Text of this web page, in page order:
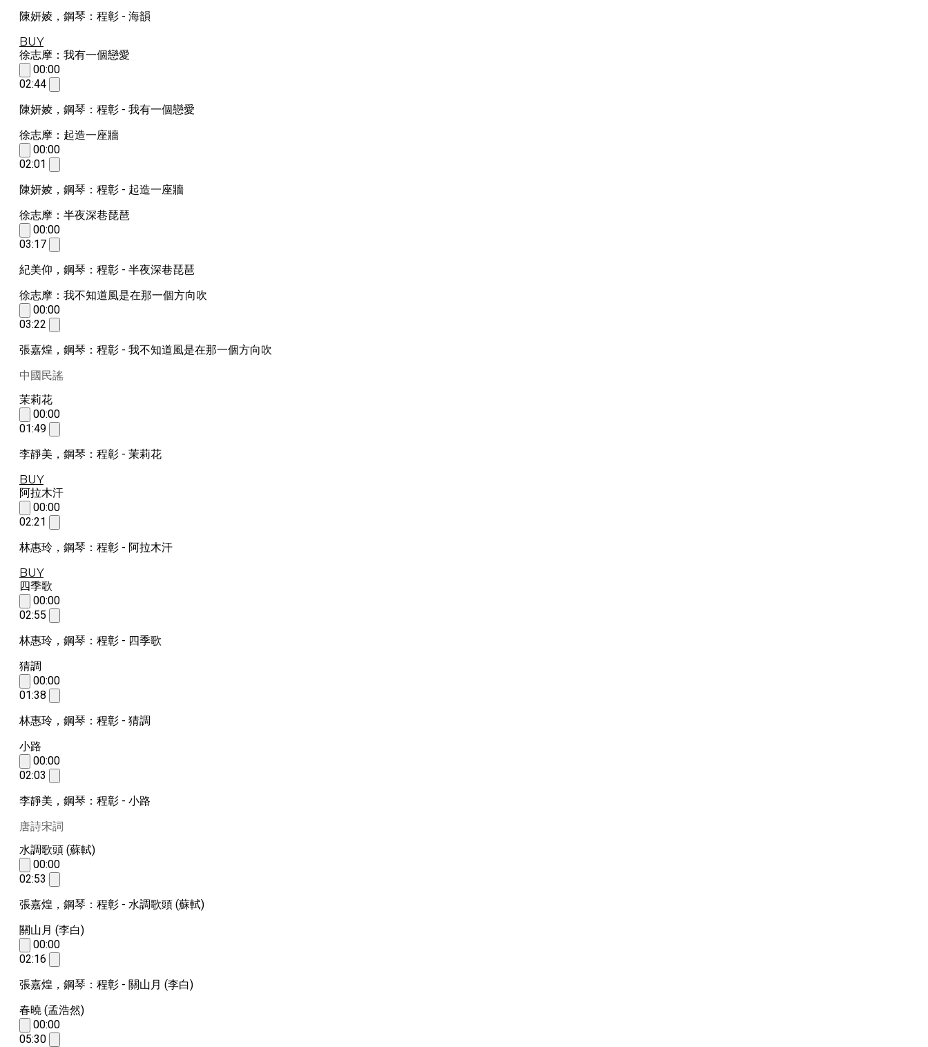
陳妍婈，鋼琴：程彰 - 海韻
BUY
徐志摩：我有一個戀愛
00:00
02:44
陳妍婈，鋼琴：程彰 - 我有一個戀愛
徐志摩：起造一座牆
00:00
02:01
陳妍婈，鋼琴：程彰 - 起造一座牆
徐志摩：半夜深巷琵琶
00:00
03:17
紀美仰，鋼琴：程彰 - 半夜深巷琵琶
徐志摩：我不知道風是在那一個方向吹
00:00
03:22
張嘉煌，鋼琴：程彰 - 我不知道風是在那一個方向吹
中國民謠
茉莉花
00:00
01:49
李靜美，鋼琴：程彰 - 茉莉花
BUY
阿拉木汗
00:00
02:21
林惠玲，鋼琴：程彰 - 阿拉木汗
BUY
四季歌
00:00
02:55
林惠玲，鋼琴：程彰 - 四季歌
猜調
00:00
01:38
林惠玲，鋼琴：程彰 - 猜調
小路
00:00
02:03
李靜美，鋼琴：程彰 - 小路
唐詩宋詞
水調歌頭 (蘇軾)
00:00
02:53
張嘉煌，鋼琴：程彰 - 水調歌頭 (蘇軾)
關山月 (李白)
00:00
02:16
張嘉煌，鋼琴：程彰 - 關山月 (李白)
春曉 (孟浩然)
00:00
05:30